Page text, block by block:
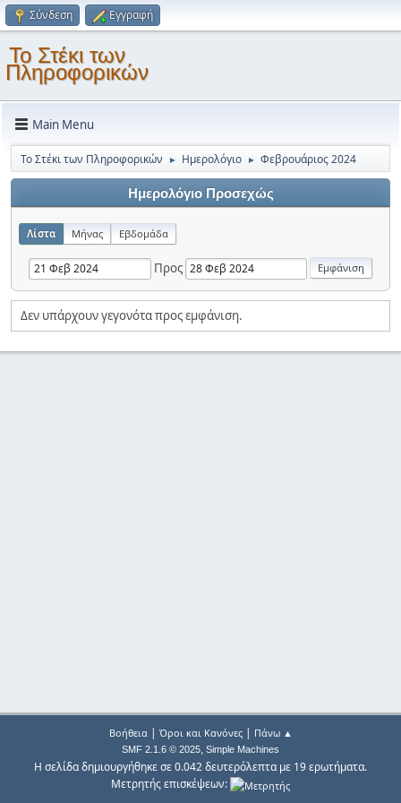
Σύνδεση Εγγραφή
Το Στέκι των
Πληροφορικών
Main Menu
Το Στέκι των Πληροφορικών ► Ημερολόγιο ► Φεβρουάριος 2024
Ημερολόγιο Προσεχώς
Λίστα Μήνας Εβδομάδα
Προς
Δεν υπάρχουν γεγονότα προς εμφάνιση.
Βοήθεια| Όροι και Κανόνες| Πάνω ▲
SMF 2.1.6 © 2025, Simple Machines
Η σελίδα δημιουργήθηκε σε 0.042 δευτερόλεπτα με 19 ερωτήματα.
Μετρητής επισκέψεων: